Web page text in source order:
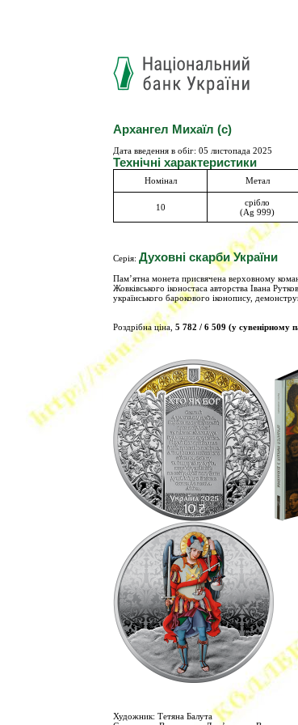
Архангел Михаїл (c)
Дата введення в обіг: 05 листопада 2025
Технічні характеристики
Номінал Метал
10
срібло
(Ag 999)
Серія: Духовні скарби України
Пам’ятна монета присвячена верховному
Жовківського іконостаса авторства Івана
українського барокового іконопису,
Роздрібна ціна, 5 782 / 6 509 (у сувенірному
Художник: Тетяна Балута